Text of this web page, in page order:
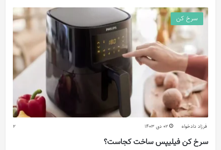
سرخ کن
فرزاد دادخواه 02 دی 1403 2
سرخ کن فیلیپس ساخت کجاست؟